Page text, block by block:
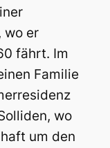
wo er
fährt. Im
Familie
wo
um den